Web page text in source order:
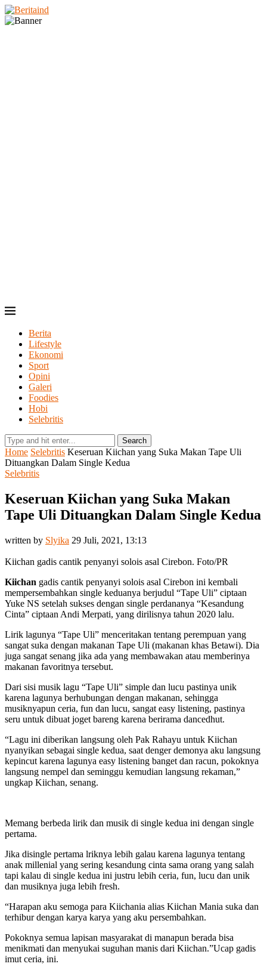
Berita
Lifestyle
Ekonomi
Sport
Opini
Galeri
Foodies
Hobi
Selebritis
Search
Home Selebritis Keseruan Kiichan yang Suka Makan Tape Uli
Dituangkan Dalam Single Kedua
Selebritis
Keseruan Kiichan yang Suka Makan
Tape Uli Dituangkan Dalam Single Kedua
written by Slyika 29 Juli, 2021, 13:13
Kiichan gadis cantik penyanyi solois asal Cirebon. Foto/PR
Kiichan gadis cantik penyanyi solois asal Cirebon ini kembali
mempersembahkan single keduanya berjudul “Tape Uli” ciptaan
Yuke NS setelah sukses dengan single perdananya “Kesandung
Cinta” ciptaan Andi Merpati, yang dirilisnya tahun 2020 lalu.
Lirik lagunya “Tape Uli” menceritakan tentang perempuan yang
sangat suka dengan makanan Tape Uli (makanan khas Betawi). Dia
juga sangat senang jika ada yang membawakan atau memberinya
makanan favoritnya tersebut.
Dari sisi musik lagu “Tape Uli” simple dan lucu pastinya unik
karena lagunya berhubungan dengan makanan, sehingga
musiknyapun ceria, fun dan lucu, sangat easy listening, pastinya
seru untuk dibuat joget bareng karena berirama dancedhut.
“Lagu ini diberikan langsung oleh Pak Rahayu untuk Kiichan
nyanyikan sebagai single kedua, saat denger demonya aku langsung
kepincut karena lagunya easy listening banget dan racun, pokoknya
langsung nempel dan seminggu kemudian langsung rekaman,”
ungkap Kiichan, senang.
Memang berbeda lirik dan musik di single kedua ini dengan single
pertama.
Jika disingle pertama lriknya lebih galau karena lagunya tentang
anak millenial yang sering kesandung cinta sama orang yang salah
tapi kalau di single kedua ini justru lebih ceria, fun, lucu dan unik
dan musiknya juga lebih fresh.
“Harapan aku semoga para Kiichania alias Kiichan Mania suka dan
terhibur dengan karya karya yang aku persembahkan.
Pokoknya semua lapisan masyarakat di manapun berada bisa
menikmati dan menyukai suguhan manis dari Kiichan.”Ucap gadis
imut ceria, ini.